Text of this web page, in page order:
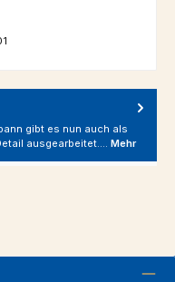
gibt es nun auch als
ausgearbeitet.… Mehr